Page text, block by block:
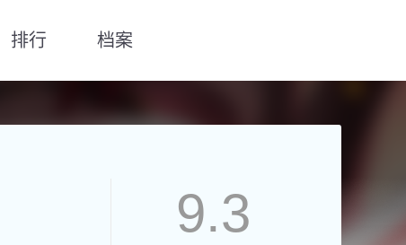
排行 档案
9.3